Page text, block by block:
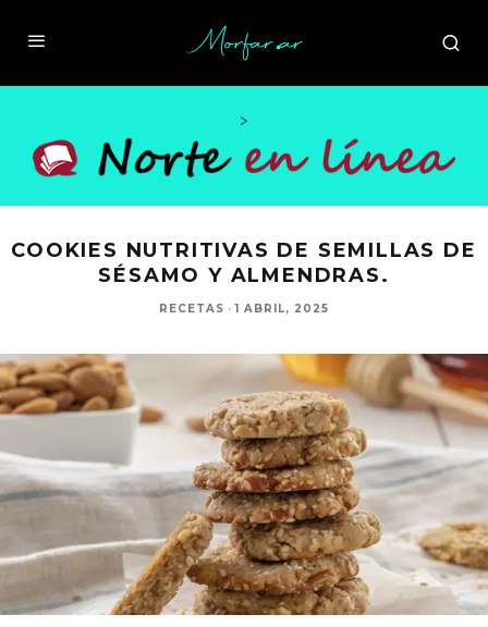
>
COOKIES NUTRITIVAS DE SEMILLAS DE
SÉSAMO Y ALMENDRAS.
RECETAS · 1 ABRIL, 2025